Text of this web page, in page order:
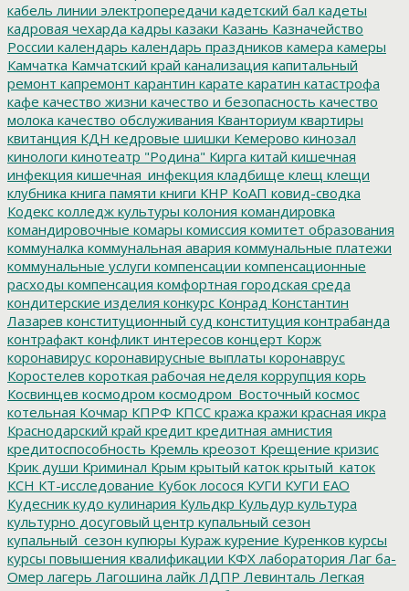
кабель линии электропередачи кадетский бал кадеты
кадровая чехарда кадры казаки Казань Казначейство
России календарь календарь праздников камера камеры
Камчатка Камчатский край канализация капитальный
ремонт капремонт карантин карате каратин катастрофа
кафе качество жизни качество и безопасность качество
молока качество обслуживания Кванториум квартиры
квитанция КДН кедровые шишки Кемерово кинозал
кинологи кинотеатр "Родина" Кирга китай кишечная
инфекция кишечная_инфекция кладбище клещ клещи
клубника книга памяти книги КНР КоАП ковид-сводка
Кодекс колледж культуры колония командировка
командировочные комары комиссия комитет образования
коммуналка коммунальная авария коммунальные платежи
коммунальные услуги компенсации компенсационные
расходы компенсация комфортная городская среда
кондитерские изделия конкурс Конрад Константин
Лазарев конституционный суд конституция контрабанда
контрафакт конфликт интересов концерт Корж
коронавирус коронавирусные выплаты коронаврус
Коростелев короткая рабочая неделя коррупция корь
Косвинцев космодром космодром_Восточный космос
котельная Кочмар КПРФ КПСС кража кражи красная икра
Краснодарский край кредит кредитная амнистия
кредитоспособность Кремль креозот Крещение кризис
Крик души Криминал Крым крытый каток крытый_каток
КСН КТ-исследование Кубок лосося КУГИ КУГИ ЕАО
Кудесник кудо кулинария Кульдкр Кульдур культура
культурно досуговый центр купальный сезон
купальный_сезон купюры Кураж курение Куренков курсы
курсы повышения квалификации КФХ лаборатория Лаг ба-
Омер лагерь Лагошина лайк ЛДПР Левинталь Легкая